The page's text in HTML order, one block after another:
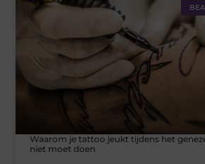
Waarom je tattoo jeukt tijdens het
niet moet doen